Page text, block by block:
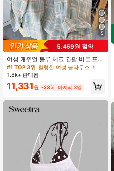
5
5,459원 절약
여성 캐주얼 블루 체크 긴팔 버튼 프론
트 폴리에스터 셔츠, 레귤러 핏, 봄 의
류, 편안한 스타일
#1 TOP 3위 헐렁한 여성 블라우스
1.8k+ 판매됨
11,331 원 -33% 마지막 3일